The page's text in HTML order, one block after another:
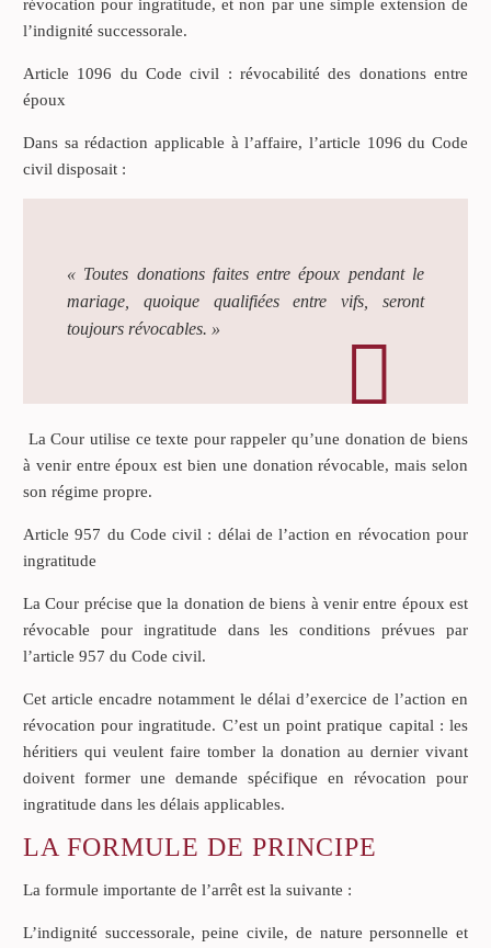
révocation pour ingratitude, et non par une simple extension de
l’indignité successorale.
Article 1096 du Code civil : révocabilité des donations entre
époux
Dans sa rédaction applicable à l’affaire, l’article 1096 du Code
civil disposait :
« Toutes donations faites entre époux pendant le
mariage, quoique qualifiées entre vifs, seront
toujours révocables. »
La Cour utilise ce texte pour rappeler qu’une donation de biens
à venir entre époux est bien une donation révocable, mais selon
son régime propre.
Article 957 du Code civil : délai de l’action en révocation pour
ingratitude
La Cour précise que la donation de biens à venir entre époux est
révocable pour ingratitude dans les conditions prévues par
l’article 957 du Code civil.
Cet article encadre notamment le délai d’exercice de l’action en
révocation pour ingratitude. C’est un point pratique capital : les
héritiers qui veulent faire tomber la donation au dernier vivant
doivent former une demande spécifique en révocation pour
ingratitude dans les délais applicables.
LA FORMULE DE PRINCIPE
La formule importante de l’arrêt est la suivante :
L’indignité successorale, peine civile, de nature personnelle et